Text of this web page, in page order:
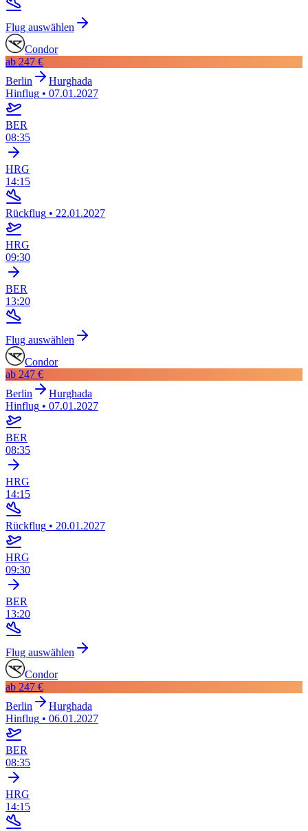
Flug auswählen
Condor
ab 247 €
Berlin
Hurghada
Hinflug • 07.01.2027
BER
08:35
HRG
14:15
Rückflug • 22.01.2027
HRG
09:30
BER
13:20
Flug auswählen
Condor
ab 247 €
Berlin
Hurghada
Hinflug • 07.01.2027
BER
08:35
HRG
14:15
Rückflug • 20.01.2027
HRG
09:30
BER
13:20
Flug auswählen
Condor
ab 247 €
Berlin
Hurghada
Hinflug • 06.01.2027
BER
08:35
HRG
14:15